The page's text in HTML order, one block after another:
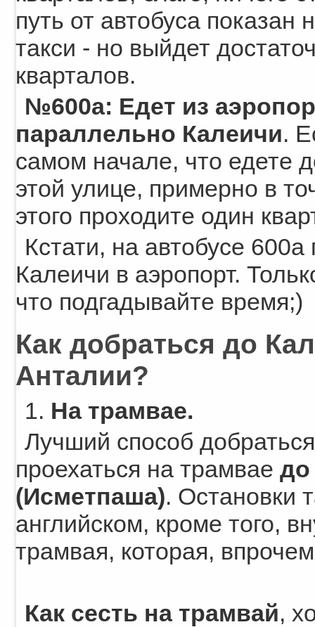
путь от автобуса
такси - но выйдет
кварталов.
№600а: Едет из
параллельно Калеичи.
самом начале, что едете
этой улице, примерно в
этого проходите один
Кстати, на автобусе
Калеичи в аэропорт.
что подгадывайте время;)
Как добраться до
Анталии?
1. На трамвае.
Лучший способ
проехаться на трамвае до
(Исметпаша). Остановки
английском, кроме того,
трамвая, которая,
Как сесть на трамвай,